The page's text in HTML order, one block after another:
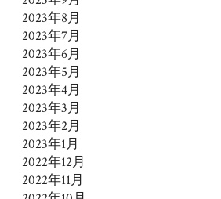
2023年8月
2023年7月
2023年6月
2023年5月
2023年4月
2023年3月
2023年2月
2023年1月
2022年12月
2022年11月